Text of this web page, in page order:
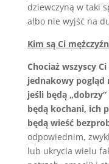
dziewczyną w taki
albo nie wyjść na
Kim są Ci
Chociaż wszyscy
jednakowy pogląd
jeśli będą
będą kochani, ich
będą wieść
odpowiednim,
lub ukrycia wielu